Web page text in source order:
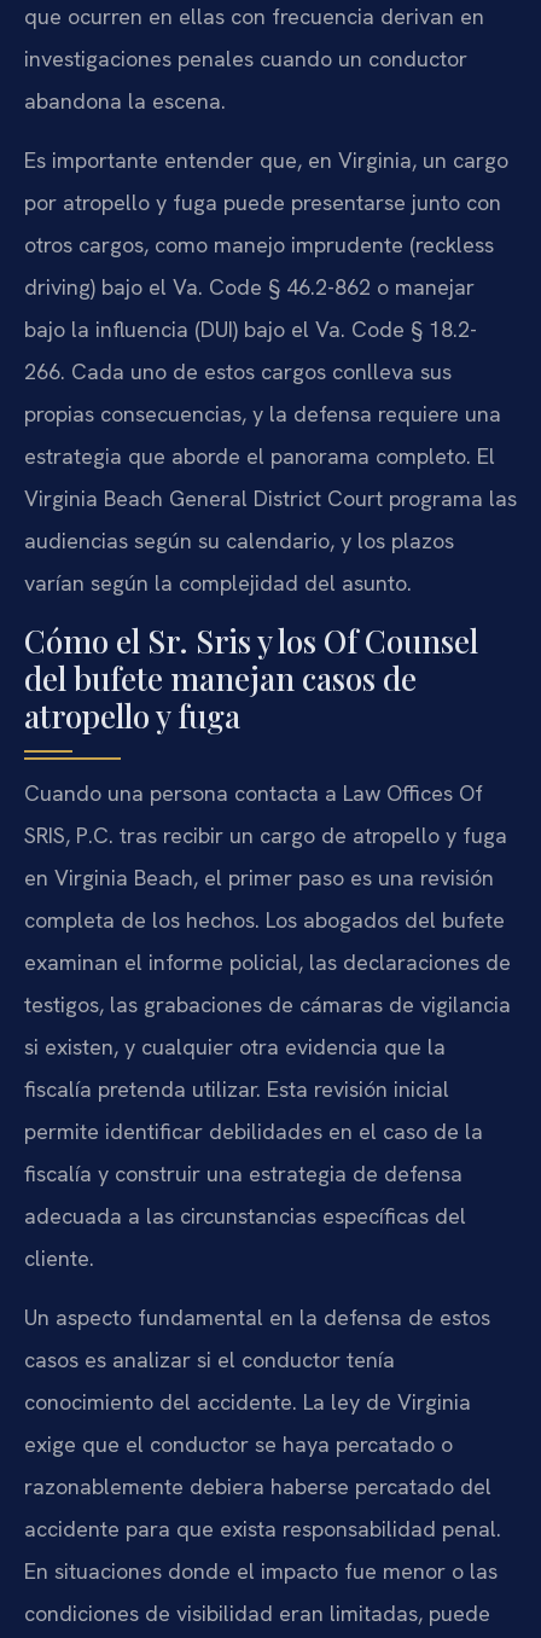
que ocurren en ellas con frecuencia derivan en
investigaciones penales cuando un conductor
abandona la escena.
Es importante entender que, en Virginia, un cargo
por atropello y fuga puede presentarse junto con
otros cargos, como manejo imprudente (reckless
driving) bajo el Va. Code § 46.2-862 o manejar
bajo la influencia (DUI) bajo el Va. Code § 18.2-
266. Cada uno de estos cargos conlleva sus
propias consecuencias, y la defensa requiere una
estrategia que aborde el panorama completo. El
Virginia Beach General District Court programa las
audiencias según su calendario, y los plazos
varían según la complejidad del asunto.
Cómo el Sr. Sris y los Of Counsel
del bufete manejan casos de
atropello y fuga
Cuando una persona contacta a Law Offices Of
SRIS, P.C. tras recibir un cargo de atropello y fuga
en Virginia Beach, el primer paso es una revisión
completa de los hechos. Los abogados del bufete
examinan el informe policial, las declaraciones de
testigos, las grabaciones de cámaras de vigilancia
si existen, y cualquier otra evidencia que la
fiscalía pretenda utilizar. Esta revisión inicial
permite identificar debilidades en el caso de la
fiscalía y construir una estrategia de defensa
adecuada a las circunstancias específicas del
cliente.
Un aspecto fundamental en la defensa de estos
casos es analizar si el conductor tenía
conocimiento del accidente. La ley de Virginia
exige que el conductor se haya percatado o
razonablemente debiera haberse percatado del
accidente para que exista responsabilidad penal.
En situaciones donde el impacto fue menor o las
condiciones de visibilidad eran limitadas, puede